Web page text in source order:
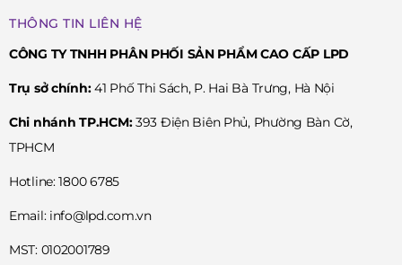
THÔNG TIN LIÊN HỆ
CÔNG TY TNHH PHÂN PHỐI SẢN PHẨM CAO CẤP LPD
Trụ sở chính:41 Phố Thi Sách, P. Hai Bà Trưng, Hà Nội
Chi nhánh TP.HCM:393 Điện Biên Phủ, Phường Bàn Cờ,
TPHCM
Hotline: 1800 6785
Email: info@lpd.com.vn
MST: 0102001789